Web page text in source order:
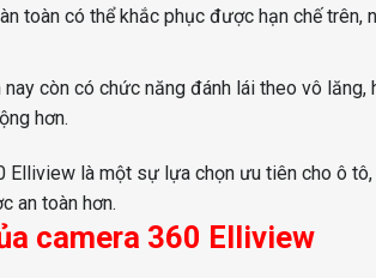
toàn có thể khắc phục được hạn chế
còn có chức năng đánh lái theo vô
hơn.
Elliview là một sự lựa chọn ưu tiên cho ô
an toàn hơn.
camera 360 Elliview